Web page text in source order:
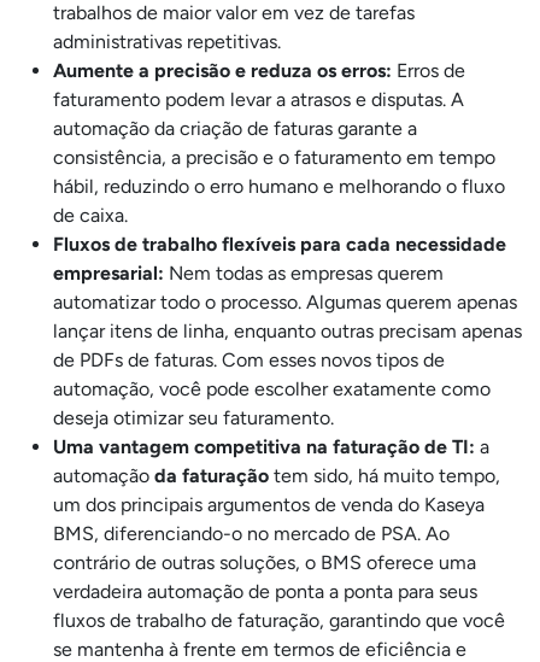
trabalhos de maior valor em vez de tarefas
administrativas repetitivas.
Aumente a precisão e reduza os erros: Erros de
faturamento podem levar a atrasos e disputas. A
automação da criação de faturas garante a
consistência, a precisão e o faturamento em tempo
hábil, reduzindo o erro humano e melhorando o fluxo
de caixa.
Fluxos de trabalho flexíveis para cada necessidade
empresarial: Nem todas as empresas querem
automatizar todo o processo. Algumas querem apenas
lançar itens de linha, enquanto outras precisam apenas
de PDFs de faturas. Com esses novos tipos de
automação, você pode escolher exatamente como
deseja otimizar seu faturamento.
Uma vantagem competitiva na faturação de TI: a
automação da faturação tem sido, há muito tempo,
um dos principais argumentos de venda do Kaseya
BMS, diferenciando-o no mercado de PSA. Ao
contrário de outras soluções, o BMS oferece uma
verdadeira automação de ponta a ponta para seus
fluxos de trabalho de faturação, garantindo que você
se mantenha à frente em termos de eficiência e